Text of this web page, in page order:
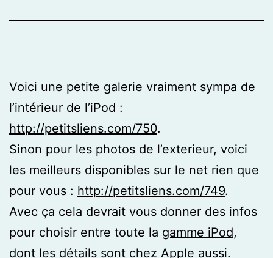
Voici une petite galerie vraiment sympa de
l’intérieur de l’iPod :
http://petitsliens.com/750.
Sinon pour les photos de l’exterieur, voici
les meilleurs disponibles sur le net rien que
pour vous : http://petitsliens.com/749.
Avec ça cela devrait vous donner des infos
pour choisir entre toute la gamme iPod,
dont les détails sont chez Apple aussi.